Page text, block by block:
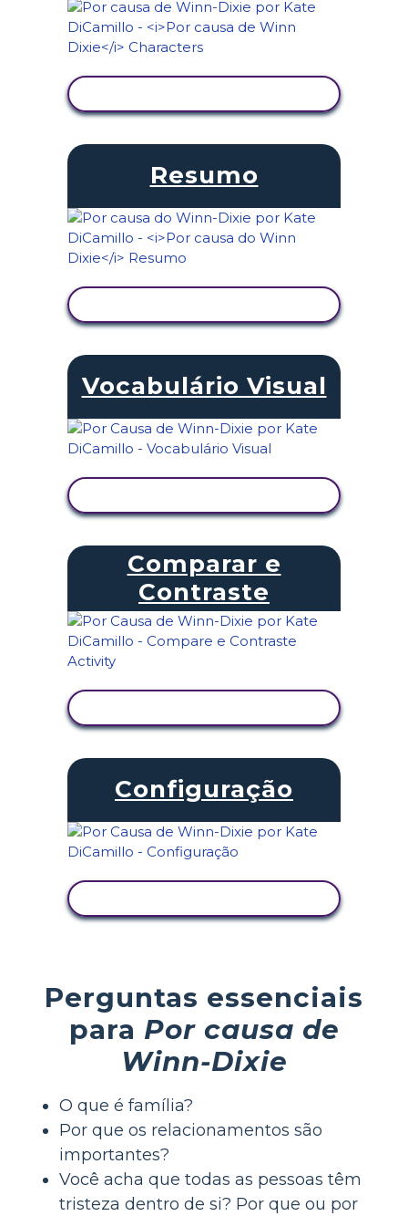
Resumo
Vocabulário Visual
Comparar e
Contraste
Configuração
Perguntas essenciais
para Por causa de
Winn-Dixie
O que é família?
Por que os relacionamentos são
importantes?
Você acha que todas as pessoas têm
tristeza dentro de si? Por que ou por